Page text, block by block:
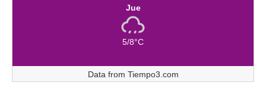
Jue
5/8°C
Data from Tiempo3.com